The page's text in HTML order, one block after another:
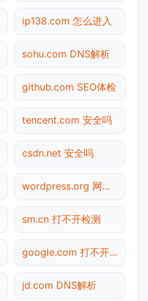
ip138.com 怎么进入
sohu.com DNS解析
github.com SEO体检
tencent.com 安全吗
csdn.net 安全吗
wordpress.org 网站状态
sm.cn 打不开检测
google.com 打不开检测
jd.com DNS解析